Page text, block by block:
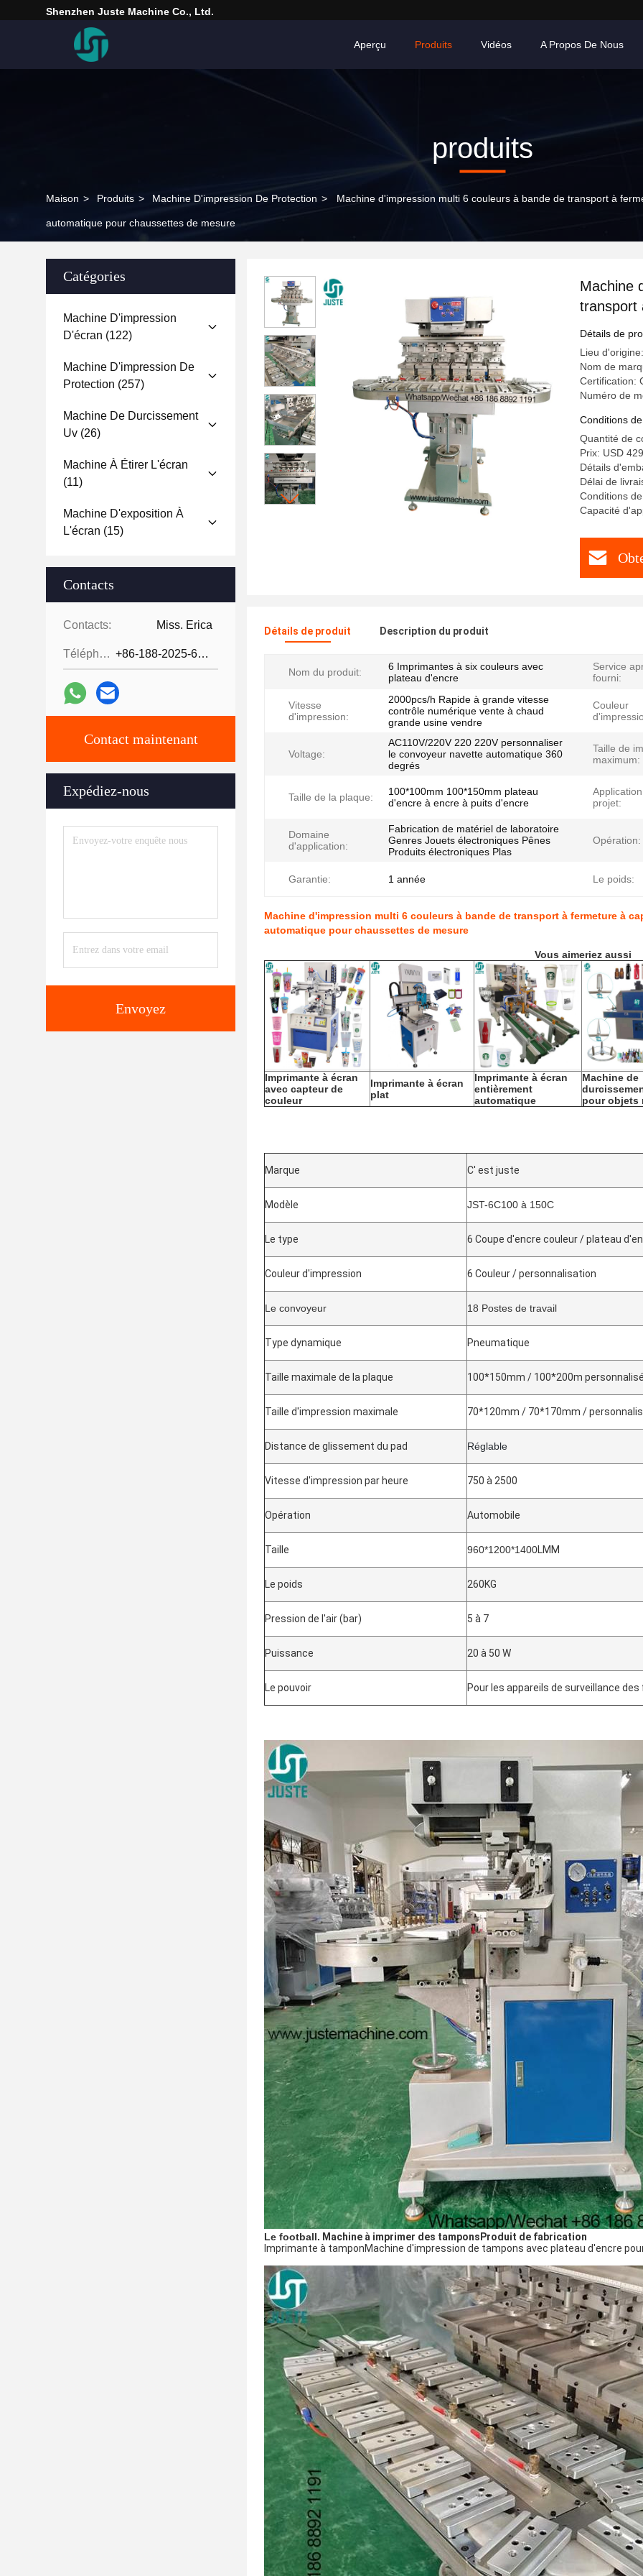
Shenzhen Juste Machine Co., Ltd.
Aperçu Produits Vidéos A Propos De Nous
produits
Maison > Produits > Machine D'impression De Protection > Machine d'impression multi 6 couleurs à bande de transport à
automatique pour chaussettes de mesure
Catégories
Machine D'impression
D'écran (122)
Machine D'impression De
Protection (257)
Machine De Durcissement
Uv (26)
Machine À Étirer L'écran
(11)
Machine D'exposition À
L'écran (15)
Contacts
Contacts: Miss. Erica
Téléphone: +86-188-2025-6376
Contact maintenant
Expédiez-nous
Envoyez
Machine
transport
pour
Détails de
Lieu
Nom de
Certification:
Numéro de
Conditions
Quantité de
Prix: USD
Détails
Délai de
Conditions
Capacité
Détails de produit Description du produit
Nom du produit:
6 Imprimantes à six couleurs avec
plateau d'encre
Service
fourni:
Vitesse
d'impression:
2000pcs/h Rapide à grande vitesse
contrôle numérique vente à chaud
grande usine vendre
Couleur
Voltage:
AC110V/220V 220 220V personnaliser
le convoyeur navette automatique 360
degrés
Taille de
maximum:
Taille de la plaque:
100*100mm 100*150mm plateau
d'encre à encre à puits d'encre
projet:
Domaine
d'application:
Fabrication de matériel de laboratoire
Genres Jouets électroniques Pênes
Produits électroniques Plas
Opération:
Garantie: 1 année Le poids:
Machine d'impression multi 6 couleurs à bande de transport à fermeture à
automatique pour chaussettes de mesure
Vous aimeriez aussi
Imprimante à écran
avec capteur de
couleur
Imprimante à écran
plat
Imprimante à écran
entièrement
automatique
Machine de
pour objets
Marque C' est juste
Modèle JST-6C100 à 150C
Le type 6 Coupe d'encre couleur / plateau
Couleur d'impression 6 Couleur / personnalisation
Le convoyeur 18 Postes de travail
Type dynamique Pneumatique
Taille maximale de la plaque 100*150mm / 100*200m
Taille d'impression maximale 70*120mm / 70*170mm /
Distance de glissement du pad Réglable
Vitesse d'impression par heure 750 à 2500
Opération Automobile
Taille 960*1200*1400LMM
Le poids 260KG
Pression de l'air (bar) 5 à 7
Puissance 20 à 50 W
Le pouvoir Pour les appareils de surveillance
Le football. Machine à imprimer des tampons Produit de fabrication
Imprimante à tamponMachine d'impression de tampons avec plateau d'encre